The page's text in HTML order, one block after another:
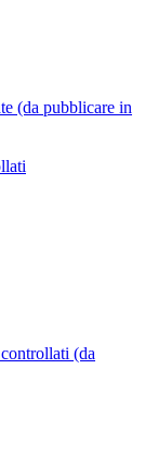
(da pubblicare in
(da